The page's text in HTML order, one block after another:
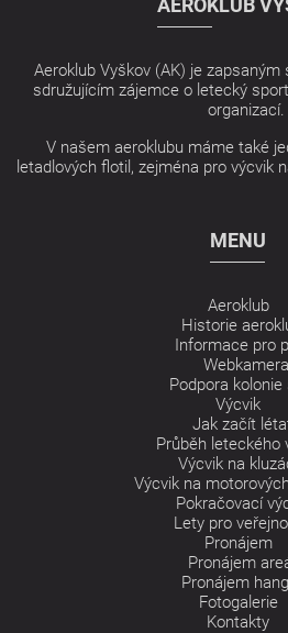
Aeroklub Vyškov (AK) je
sdružujícím zájemce o letecký
organizací.
V našem aeroklubu máme také
letadlových flotil, zejména pro výcvik
MENU
Aeroklub
Historie
Informace pro
Webkamera
Podpora kolonie
Výcvik
Jak začít
Průběh leteckého
Výcvik na
Výcvik na
Pokračovací
Lety pro
Pronájem
Pronájem
Pronájem
Fotogalerie
Kontakty